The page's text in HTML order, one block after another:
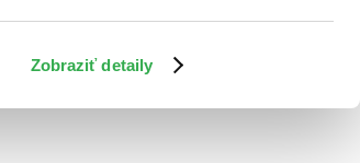
Zobraziť detaily